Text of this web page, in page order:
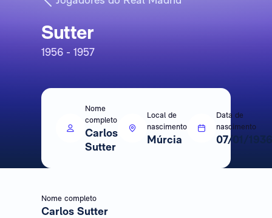
Sutter
1956 - 1957
Nome
completo
Carlos
Sutter
Local de
nascimento
Múrcia
Data de
nascimento
07/01/1936
Nome completo
Carlos Sutter